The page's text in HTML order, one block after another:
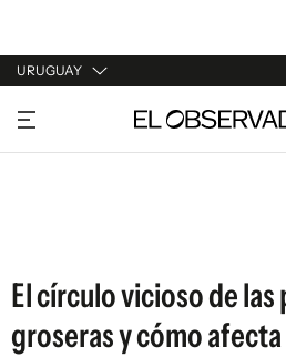
URUGUAY
URUGUAY
ARGENTINA
El círculo vicioso de las
groseras y cómo